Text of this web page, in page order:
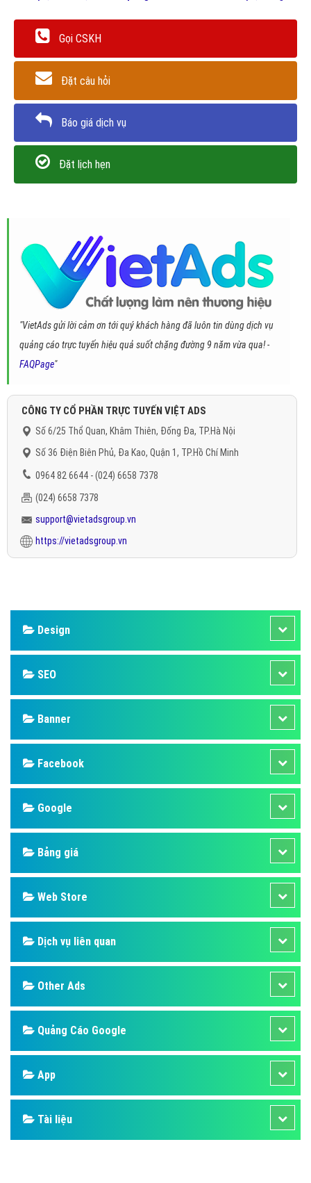
Gọi CSKH
Đặt câu hỏi
Báo giá dịch vụ
Đặt lịch hẹn
"VietAds gửi lời cảm ơn tới quý khách hàng đã luôn tin dùng dịch vụ
quảng cáo trực tuyến hiệu quả suốt chặng đường 9 năm vừa qua! -
FAQPage"
CÔNG TY CỔ PHẦN TRỰC TUYẾN VIỆT ADS
Số 6/25 Thổ Quan, Khâm Thiên, Đống Đa, TP.Hà Nội
Số 36 Điện Biên Phủ, Đa Kao, Quận 1, TP.Hồ Chí Minh
0964 82 6644 - (024) 6658 7378
(024) 6658 7378
support@vietadsgroup.vn
https://vietadsgroup.vn
Design
SEO
Banner
Facebook
Google